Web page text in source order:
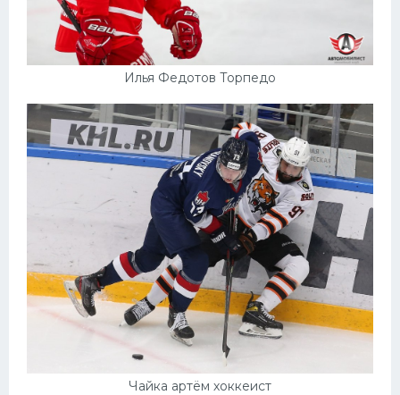
Илья Федотов Торпедо
Чайка артём хоккеист